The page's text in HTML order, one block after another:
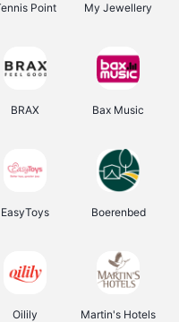
Point My Jewellery
BRAX Bax Music
EasyToys Boerenbed
Oilily Martin's Hotels